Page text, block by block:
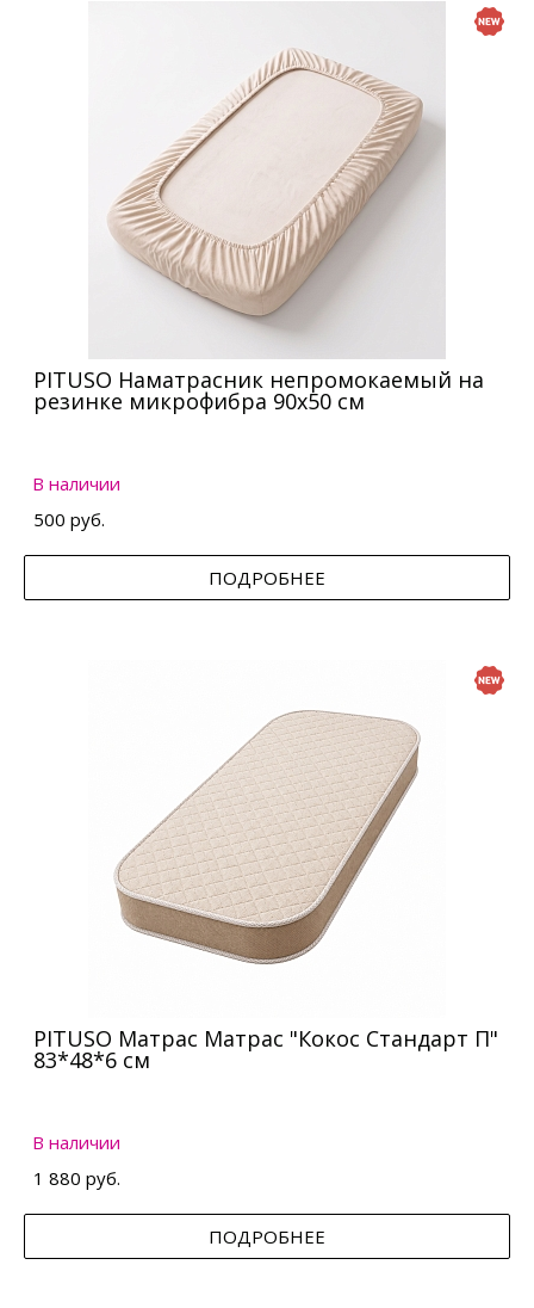
PITUSO Наматрасник непромокаемый на
резинке микрофибра 90х50 см
В наличии
500 руб.
ПОДРОБНЕЕ
PITUSO Матрас Матрас "Кокос Стандарт П"
83*48*6 см
В наличии
1 880 руб.
ПОДРОБНЕЕ